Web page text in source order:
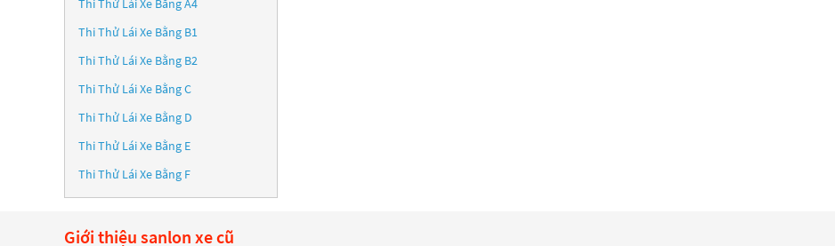
Thi Thử Lái Xe Bằng A4
Thi Thử Lái Xe Bằng B1
Thi Thử Lái Xe Bằng B2
Thi Thử Lái Xe Bằng C
Thi Thử Lái Xe Bằng D
Thi Thử Lái Xe Bằng E
Thi Thử Lái Xe Bằng F
Giới thiệu sanlon xe cũ